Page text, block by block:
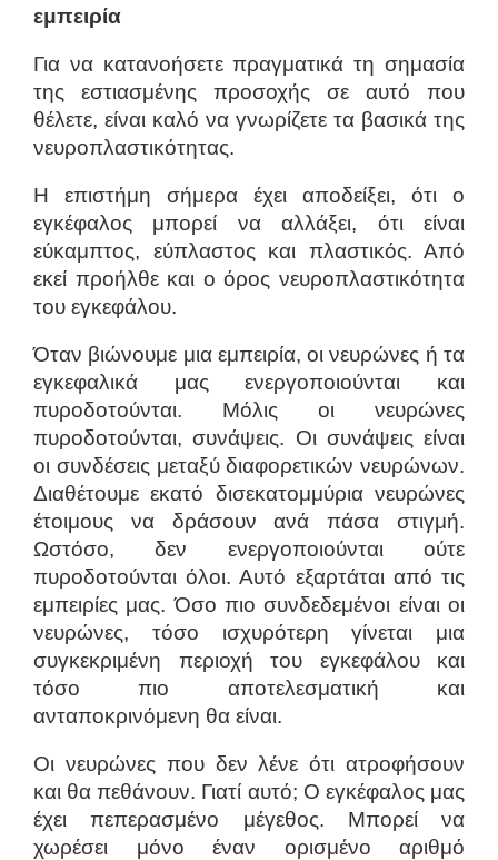
εμπειρία
Για να κατανοήσετε πραγματικά τη σημασία
της εστιασμένης προσοχής σε αυτό που
θέλετε, είναι καλό να γνωρίζετε τα βασικά της
νευροπλαστικότητας.
Η επιστήμη σήμερα έχει αποδείξει, ότι ο
εγκέφαλος μπορεί να αλλάξει, ότι είναι
εύκαμπτος, εύπλαστος και πλαστικός. Από
εκεί προήλθε και ο όρος νευροπλαστικότητα
του εγκεφάλου.
Όταν βιώνουμε μια εμπειρία, οι νευρώνες ή τα
εγκεφαλικά μας ενεργοποιούνται και
πυροδοτούνται. Μόλις οι νευρώνες
πυροδοτούνται, συνάψεις. Οι συνάψεις είναι
οι συνδέσεις μεταξύ διαφορετικών νευρώνων.
Διαθέτουμε εκατό δισεκατομμύρια νευρώνες
έτοιμους να δράσουν ανά πάσα στιγμή.
Ωστόσο, δεν ενεργοποιούνται ούτε
πυροδοτούνται όλοι. Αυτό εξαρτάται από τις
εμπειρίες μας. Όσο πιο συνδεδεμένοι είναι οι
νευρώνες, τόσο ισχυρότερη γίνεται μια
συγκεκριμένη περιοχή του εγκεφάλου και
τόσο πιο αποτελεσματική και
ανταποκρινόμενη θα είναι.
Οι νευρώνες που δεν λένε ότι ατροφήσουν
και θα πεθάνουν. Γιατί αυτό; Ο εγκέφαλος μας
έχει πεπερασμένο μέγεθος. Μπορεί να
χωρέσει μόνο έναν ορισμένο αριθμό